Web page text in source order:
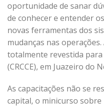
oportunidade de sanar
de conhecer e entender
novas ferramentas dos
mudanças nas
totalmente revestida para
(CRCCE), em Juazeiro do
As capacitações não se
capital, o minicurso sobre